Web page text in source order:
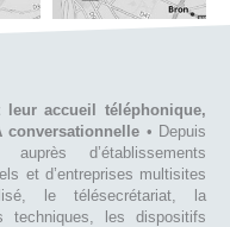
accueil téléphonique,
conversationnelle • Depuis
d’établissements
et d’entreprises multisites
le télésecrétariat, la
techniques, les dispositifs